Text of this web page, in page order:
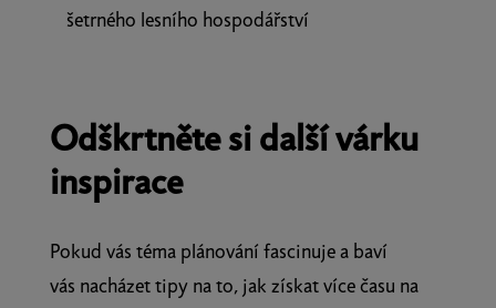
šetrného lesního hospodářství
Odškrtněte si další várku
inspirace
Pokud vás téma plánování fascinuje a baví
vás nacházet tipy na to, jak získat více času na